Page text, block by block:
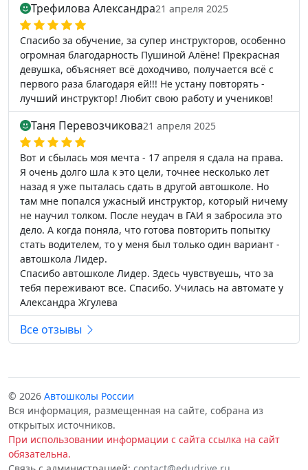
Трефилова Александра21 апреля 2025
Спасибо за обучение, за супер инструкторов, особенно
огромная благодарность Пушиной Алёне! Прекрасная
девушка, объясняет всё доходчиво, получается всё с
первого раза благодаря ей!!! Не устану повторять -
лучший инструктор! Любит свою работу и учеников!
Таня Перевозчикова21 апреля 2025
Вот и сбылась моя мечта - 17 апреля я сдала на права.
Я очень долго шла к это цели, точнее несколько лет
назад я уже пыталась сдать в другой автошколе. Но
там мне попался ужасный инструктор, который ничему
не научил толком. После неудач в ГАИ я забросила это
дело. А когда поняла, что готова повторить попытку
стать водителем, то у меня был только один вариант -
автошкола Лидер.
Спасибо автошколе Лидер. Здесь чувствуешь, что за
тебя переживают все. Спасибо. Училась на автомате у
Александра Жгулева
Все отзывы
© 2026 Автошколы России
Вся информация, размещенная на сайте, собрана из
открытых источников.
При использовании информации с сайта ссылка на сайт
обязательна.